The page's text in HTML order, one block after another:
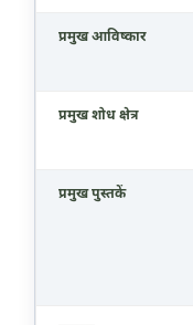
प्रमुख आविष्कार
प्रमुख शोध क्षेत्र
प्रमुख पुस्तकें